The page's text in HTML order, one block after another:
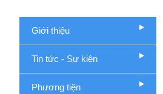
Giới thiệu
Tin tức - Sự kiện
Phương tiện